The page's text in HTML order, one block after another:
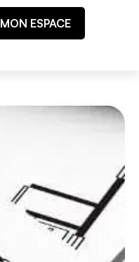
MON ESPACE